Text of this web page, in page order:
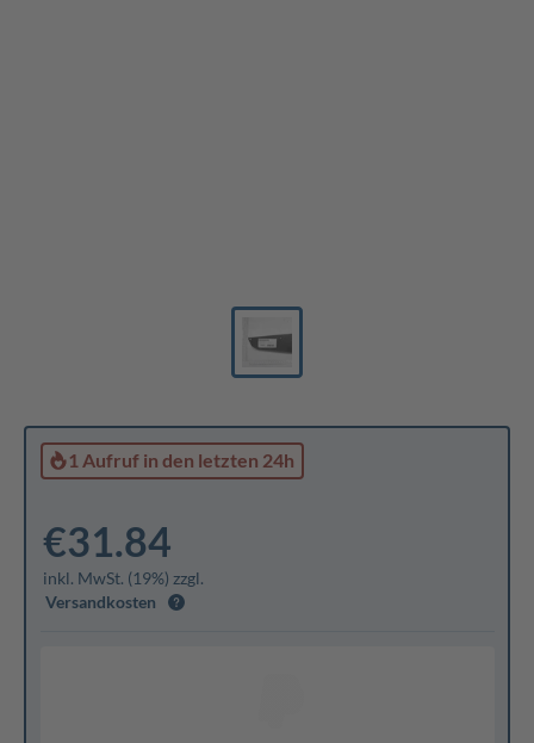
1 Aufruf in den letzten 24h
€31.84
inkl. MwSt. (19%) zzgl.
Versandkosten